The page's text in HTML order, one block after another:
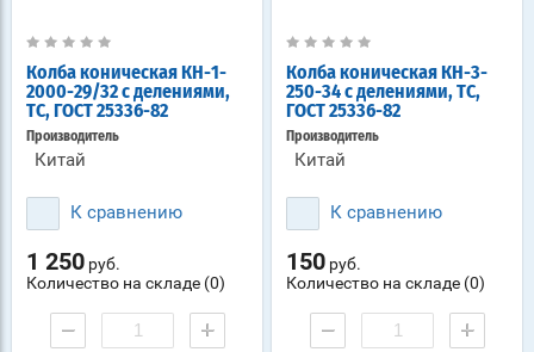
Колба коническая КН-1-
2000-29/32 с делениями,
ТС, ГОСТ 25336-82
Производитель
Китай
К сравнению
1 250 руб.
Количество на складе (0)
− +
Колба коническая КН-3-
250-34 с делениями, ТС,
ГОСТ 25336-82
Производитель
Китай
К сравнению
150 руб.
Количество на складе (0)
− +